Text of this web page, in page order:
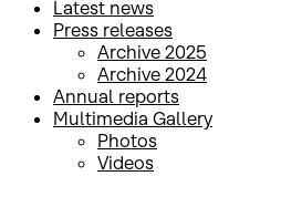
Latest news
Press releases
Archive 2025
Archive 2024
Annual reports
Multimedia Gallery
Photos
Videos